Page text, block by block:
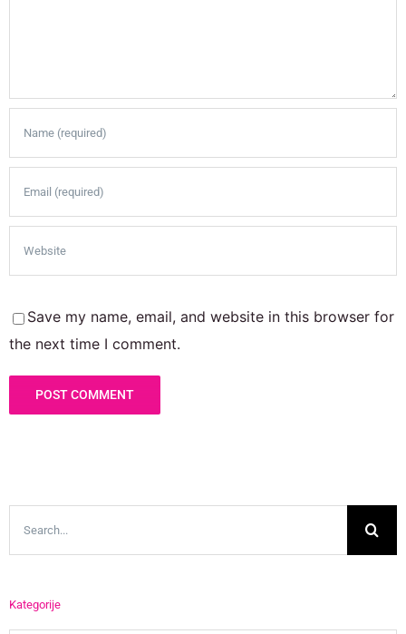
Save my name, email, and website in this browser for
the next time I comment.
Kategorije